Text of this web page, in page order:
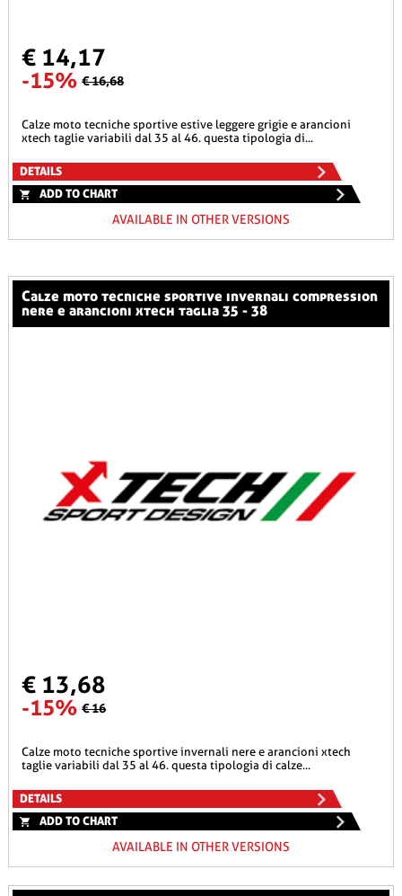
€ 14,17
-15% € 16,68
calze moto tecniche sportive estive leggere grigie e arancioni
xtech taglie variabili dal 35 al 46. questa tipologia di...
DETAILS
ADD TO CHART
AVAILABLE IN OTHER VERSIONS
calze moto tecniche sportive invernali compression
nere e arancioni xtech taglia 35 - 38
€ 13,68
-15% € 16
calze moto tecniche sportive invernali nere e arancioni xtech
taglie variabili dal 35 al 46. questa tipologia di calze...
DETAILS
ADD TO CHART
AVAILABLE IN OTHER VERSIONS